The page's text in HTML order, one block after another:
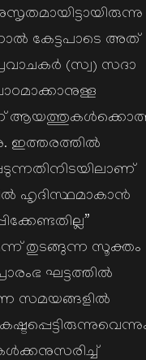
കേട്ടപാടെ അത്
(സ്വ) സദാ
ഇത്തരത്തിൽ
ഹൃദിസ്ഥമാകാൻ
തുടങ്ങുന്ന സൂക്തം
ഘട്ടത്തിൽ